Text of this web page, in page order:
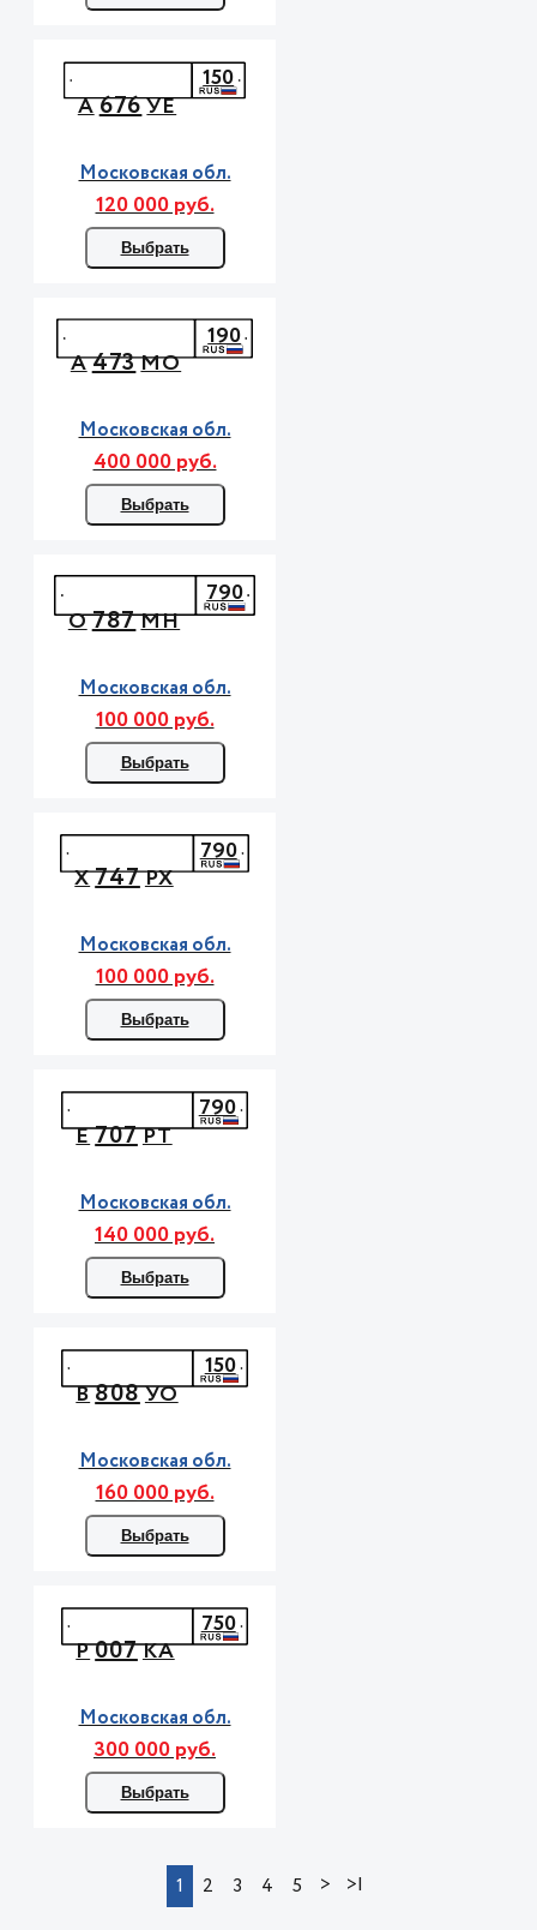
А676УЕ
150
Московская обл.
120 000 руб.
Выбрать
А473МО
190
Московская обл.
400 000 руб.
Выбрать
О787МН
790
Московская обл.
100 000 руб.
Выбрать
Х747РХ
790
Московская обл.
100 000 руб.
Выбрать
Е707РТ
790
Московская обл.
140 000 руб.
Выбрать
В808УО
150
Московская обл.
160 000 руб.
Выбрать
Р007КА
750
Московская обл.
300 000 руб.
Выбрать
1 2 3 4 5 > >|